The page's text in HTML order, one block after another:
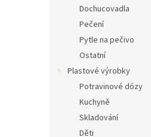
Dochucovadla
Pečení
Pytle na pečivo
Ostatní
Plastové výrobky
Potravinové dózy
Kuchyně
Skladování
Děti